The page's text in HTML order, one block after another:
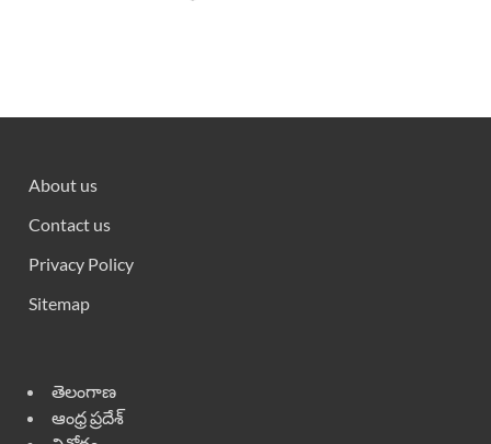
About us
Contact us
Privacy Policy
Sitemap
తెలంగాణ
ఆంధ్ర ప్రదేశ్